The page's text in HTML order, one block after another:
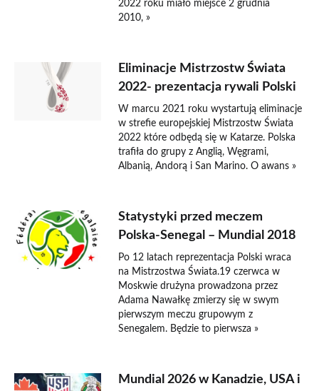
2022 roku miało miejsce 2 grudnia
2010, »
Eliminacje Mistrzostw Świata
2022- prezentacja rywali Polski
W marcu 2021 roku wystartują eliminacje
w strefie europejskiej Mistrzostw Świata
2022 które odbędą się w Katarze. Polska
trafiła do grupy z Anglią, Węgrami,
Albanią, Andorą i San Marino. O awans »
Statystyki przed meczem
Polska-Senegal – Mundial 2018
Po 12 latach reprezentacja Polski wraca
na Mistrzostwa Świata.19 czerwca w
Moskwie drużyna prowadzona przez
Adama Nawałkę zmierzy się w swym
pierwszym meczu grupowym z
Senegalem. Będzie to pierwsza »
Mundial 2026 w Kanadzie, USA i